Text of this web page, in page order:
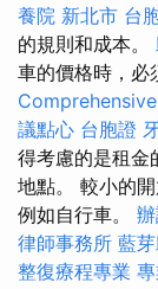
養院 新北市 台
的規則和成本。
車的價格時，必
議點心 台胞證
得考慮的是租金
地點。 較小的
例如自行車。
律師事務所 藍
整復療程專業